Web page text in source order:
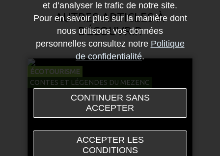
et d’analyser le trafic de notre site.
Pour en savoir plus sur la manière dont
nous utilisons vos données
personnelles consultez notre Politique
de confidentialité.
CONTINUER SANS
ACCEPTER
ACCEPTER LES
CONDITIONS
AUTRES ARTICLES À
DÉCOUVRIR
ÉCOTOURISME
CONTES ET LÉGENDES DU MEZENC